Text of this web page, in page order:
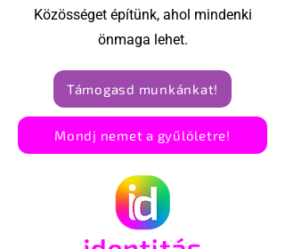
Közösséget építünk, ahol mindenki
önmaga lehet.
Támogasd munkánkat!
Mondj nemet a gyűlöletre!